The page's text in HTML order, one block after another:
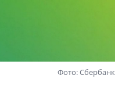
Фото: Сбербанк